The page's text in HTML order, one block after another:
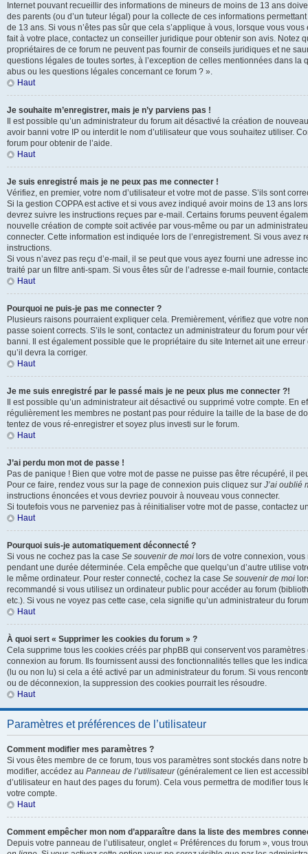
Internet pouvant recueillir des informations de mineurs de moins de 13 ans
des parents (ou d’un tuteur légal) pour la collecte de ces informations
de 13 ans. Si vous n’êtes pas sûr que cela s’applique à vous, lorsque vous
fait à votre place, contactez un conseiller juridique pour obtenir son avis. Notez
propriétaires de ce forum ne peuvent pas fournir de conseils juridiques et ne
questions légales de toutes sortes, à l’exception de celles mentionnées dans la
abus ou les questions légales concernant ce forum ? ».
Haut
Je souhaite m’enregistrer, mais je n’y parviens pas !
Il est possible qu’un administrateur du forum ait désactivé la création de
avoir banni votre IP ou interdit le nom d’utilisateur que vous souhaitez utiliser.
forum pour obtenir de l’aide.
Haut
Je suis enregistré mais je ne peux pas me connecter !
Vérifiez, en premier, votre nom d’utilisateur et votre mot de passe. S’ils sont
Si la gestion COPPA est active et si vous avez indiqué avoir moins de 13 ans
devrez suivre les instructions reçues par e-mail. Certains forums peuvent
nouvelle création de compte soit activée par vous-même ou par un
connecter. Cette information est indiquée lors de l’enregistrement. Si vous avez
instructions.
Si vous n’avez pas reçu d’e-mail, il se peut que vous ayez fourni une adresse
traité par un filtre anti-spam. Si vous êtes sûr de l’adresse e-mail fournie,
Haut
Pourquoi ne puis-je pas me connecter ?
Plusieurs raisons pourraient expliquer cela. Premièrement, vérifiez que votre
passe soient corrects. S’ils le sont, contactez un administrateur du forum pour
banni. Il est également possible que le propriétaire du site Internet ait une
qu’il devra la corriger.
Haut
Je me suis enregistré par le passé mais je ne peux plus me connecter ?!
Il est possible qu’un administrateur ait désactivé ou supprimé votre compte. En
régulièrement les membres ne postant pas pour réduire la taille de la base de
tentez de vous ré-enregistrer et soyez plus investi sur le forum.
Haut
J’ai perdu mon mot de passe !
Pas de panique ! Bien que votre mot de passe ne puisse pas être récupéré, il
Pour ce faire, rendez vous sur la page de connexion puis cliquez sur J’ai oublié
instructions énoncées et vous devriez pouvoir à nouveau vous connecter.
Si toutefois vous ne parveniez pas à réinitialiser votre mot de passe, contactez
Haut
Pourquoi suis-je automatiquement déconnecté ?
Si vous ne cochez pas la case Se souvenir de moi lors de votre connexion,
pendant une durée déterminée. Cela empêche que quelqu’un d’autre utilise
le même ordinateur. Pour rester connecté, cochez la case Se souvenir de moi
recommandé si vous utilisez un ordinateur public pour accéder au forum
etc.). Si vous ne voyez pas cette case, cela signifie qu’un administrateur du
Haut
À quoi sert « Supprimer les cookies du forum » ?
Cela supprime tous les cookies créés par phpBB qui conservent vos paramètres
connexion au forum. Ils fournissent aussi des fonctionnalités telles que les
(lu ou non lu) si cela a été activé par un administrateur du forum. Si vous
ou de déconnexion, la suppression des cookies pourrait les résoudre.
Haut
Paramètres et préférences de l’utilisateur
Comment modifier mes paramètres ?
Si vous êtes membre de ce forum, tous vos paramètres sont stockés dans notre
modifier, accédez au Panneau de l’utilisateur(généralement ce lien est
d’utilisateur en haut des pages du forum). Cela vous permettra de modifier tous
votre compte.
Haut
Comment empêcher mon nom d’apparaître dans la liste des membres
Depuis votre panneau de l’utilisateur, onglet « Préférences du forum », vous